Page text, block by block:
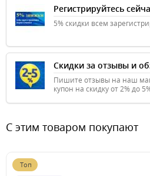
Регистрируйтесь
5% скидки всем
Скидки за отзывы и
Пишите отзывы на наш
купон на скидку от 2% до
С этим товаром покупают
Топ